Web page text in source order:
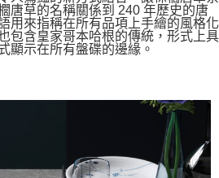
唐草的名稱關係到 240 年歷史的唐
用來指稱在所有品項上手繪的風格化
包含皇家哥本哈根的傳統，形式上具
顯示在所有盤碟的邊緣。